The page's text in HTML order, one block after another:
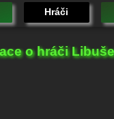
Hráči
o hráči